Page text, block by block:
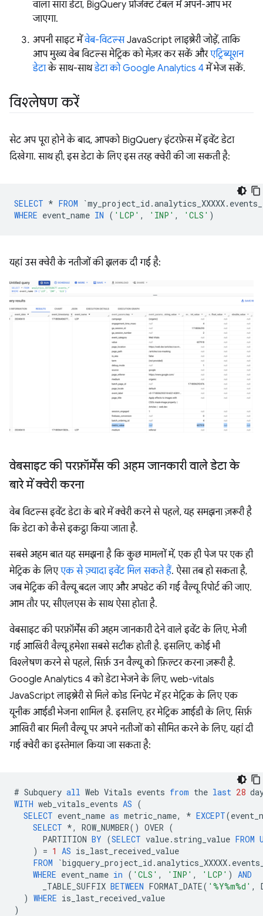
वाला सारा डेटा, BigQuery प्रोजेक्ट टेबल में अपने-आप भर
जाएगा.
अपनी साइट मेंवेब-विटल्सJavaScript लाइब्रेरी जोड़ें, ताकि
आप मुख्य वेब विटल्स मेट्रिक को मेज़र कर सकें औरएट्रिब्यूशन
डेटाके साथ-साथडेटा को Google Analytics 4में भेज सकें.
विश्लेषण करें
सेट अप पूरा होने के बाद, आपको BigQuery इंटरफ़ेस में इवेंट डेटा
दिखेगा. साथ ही, इस डेटा के लिए इस तरह क्वेरी की जा सकती है:
SELECT * FROM `my_project_id .analytics_XXXXX. events_
WHERE event_name IN ( 'LCP' , 'INP' , 'CLS' )
यहां उस क्वेरी के नतीजों की झलक दी गई है:
वेबसाइट की परफ़ॉर्मेंस की अहम जानकारी वाले डेटा के
बारे में क्वेरी करना
वेब विटल्स इवेंट डेटा के बारे में क्वेरी करने से पहले, यह समझना ज़रूरी है
कि डेटा को कैसे इकट्ठा किया जाता है.
सबसे अहम बात यह समझना है कि कुछ मामलों में, एक ही पेज पर एक ही
मेट्रिक के लिएएक से ज़्यादा इवेंट मिल सकते हैं. ऐसा तब हो सकता है,
जब मेट्रिक की वैल्यू बदल जाए और अपडेट की गई वैल्यू रिपोर्ट की जाए.
आम तौर पर, सीएलएस के साथ ऐसा होता है.
वेबसाइट की परफ़ॉर्मेंस की अहम जानकारी देने वाले इवेंट के लिए, भेजी
गई आखिरी वैल्यू हमेशा सबसे सटीक होती है. इसलिए, कोई भी
विश्लेषण करने से पहले, सिर्फ़ उन वैल्यू को फ़िल्टर करना ज़रूरी है.
Google Analytics 4 को डेटा भेजने के लिए, web-vitals
JavaScript लाइब्रेरी से मिले कोड स्निपेट में हर मेट्रिक के लिए एक
यूनीक आईडी भेजना शामिल है. इसलिए, हर मेट्रिक आईडी के लिए, सिर्फ़
आखिरी बार मिली वैल्यू पर अपने नतीजों को सीमित करने के लिए, यहां दी
गई क्वेरी का इस्तेमाल किया जा सकता है:
# Subquery all Web Vitals events from the last 28
WITH web_vitals_events AS (
SELECT event_name as metric_name, * EXCEPT(
SELECT *, ROW_NUMBER() OVER (
PARTITION BY (SELECT value. string_value FROM
)
= 1 AS is_last_received_value
FROM
`bigquery_project_id .analytics_XXXXX.
WHERE event_name in ( 'CLS' , 'INP' , 'LCP' )
AND
_TABLE_SUFFIX BETWEEN FORMAT_DATE( '%Y%m%d' ,
) WHERE is_last_received_value
)